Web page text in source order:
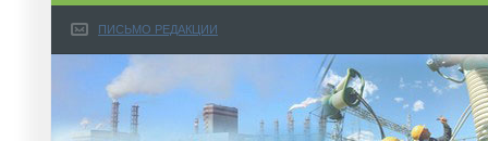
ПИСЬМО РЕДАКЦИИ